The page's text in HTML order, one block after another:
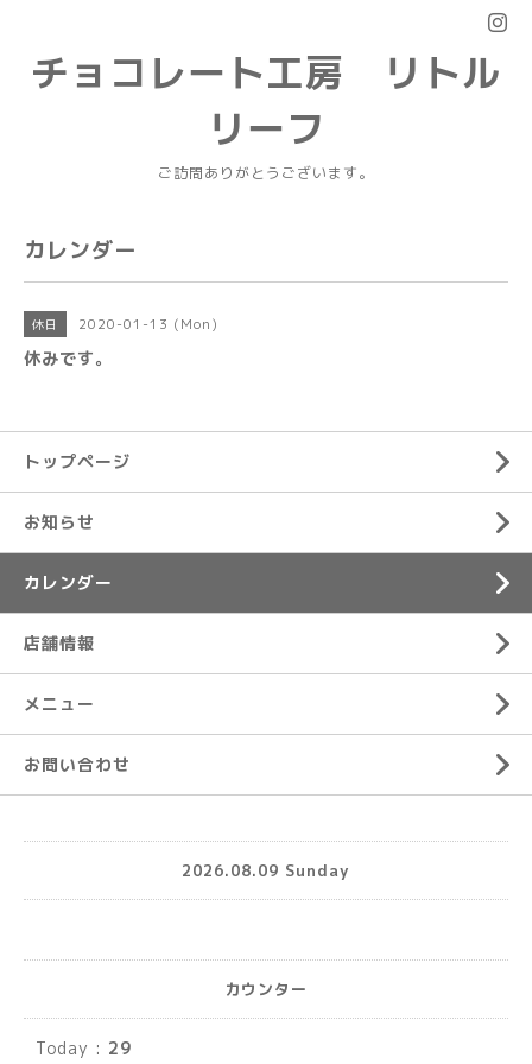
チョコレート工房 リトル
リーフ
ご訪問ありがとうございます。
カレンダー
休日 2020-01-13 (Mon)
休みです。
トップページ
お知らせ
カレンダー
店舗情報
メニュー
お問い合わせ
2026.08.09 Sunday
カウンター
Today : 29